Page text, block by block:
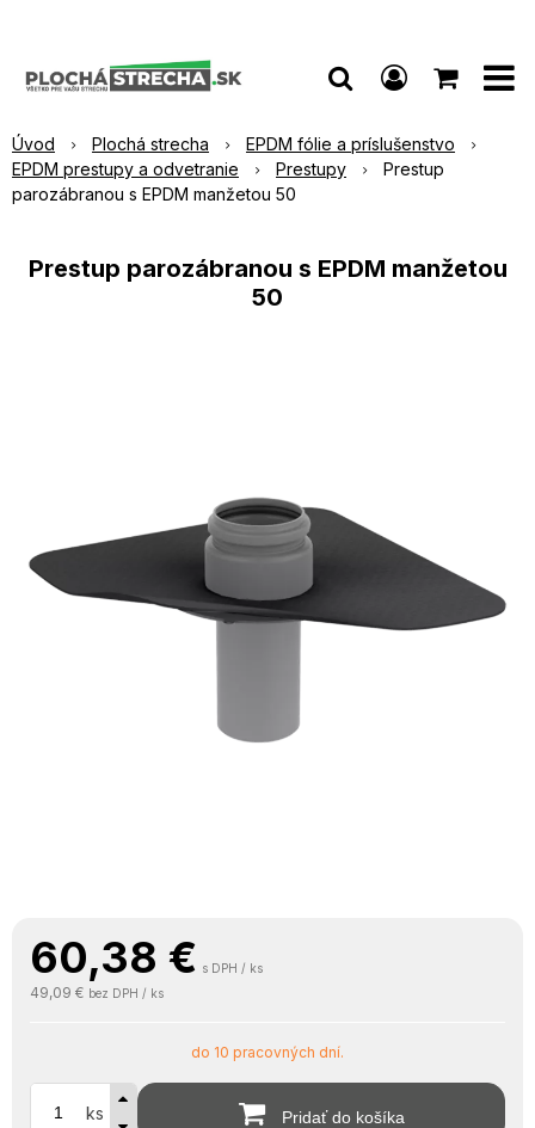
Úvod Plochá strecha
EPDM fólie a príslušenstvo
EPDM prestupy a odvetranie
Prestupy
Prestup
parozábranou s EPDM manžetou 50
Prestup parozábranou s EPDM manžetou
50
60,38 € s DPH / ks
49,09 € bez DPH / ks
do 10 pracovných dní.
ks Pridať do košíka